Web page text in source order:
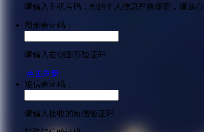
请输入手机号码，您的个人信息严格保密，请放心
图形验证码：
请输入右侧图形验证码
点击刷新
短信验证码：
请输入接收的短信验证码